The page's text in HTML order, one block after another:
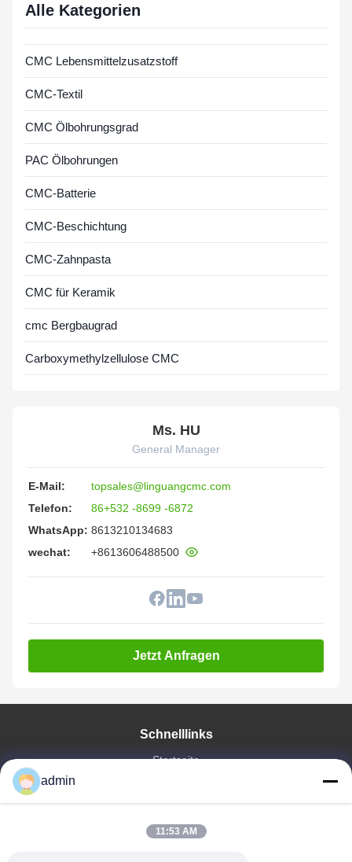
Alle Kategorien
CMC Lebensmittelzusatzstoff
CMC-Textil
CMC Ölbohrungsgrad
PAC Ölbohrungen
CMC-Batterie
CMC-Beschichtung
CMC-Zahnpasta
CMC für Keramik
cmc Bergbaugrad
Carboxymethylzellulose CMC
Ms. HU
General Manager
E-Mail:
topsales@linguangcmc.com
Telefon:
86+532 -8699 -6872
WhatsApp: 8613210134683
wechat:
+8613606488500
Jetzt Anfragen
Schnelllinks
Startseite
VR Show
Fabrik Tour
admin
11:53 AM